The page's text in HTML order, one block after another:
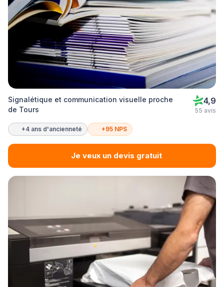
Signalétique et communication visuelle proche
de Tours
4,9
55 avis
+4 ans d'ancienneté +95 NPS
Je veux un devis gratuit